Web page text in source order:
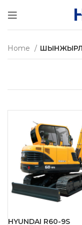
Home
HYUNDAI R60-9S